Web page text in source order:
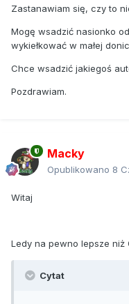
Zastanawiam się, czy to
Mogę wsadzić nasionko
wykiełkować w małej
Chce wsadzić jakiegoś
Pozdrawiam.
Macky
Opublikowano 8
Witaj
Ledy na pewno lepsze niż
Cytat